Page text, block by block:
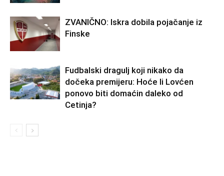
ZVANIČNO: Iskra dobila pojačanje iz
Finske
Fudbalski dragulj koji nikako da
dočeka premijeru: Hoće li Lovćen
ponovo biti domaćin daleko od
Cetinja?